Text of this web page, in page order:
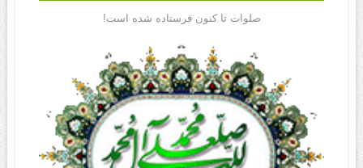
صلوات تا کنون فرستاده شده است!